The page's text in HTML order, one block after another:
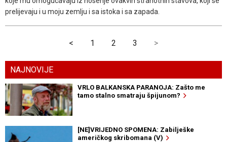
prelijevaju i u moju zemlju i sa istoka i sa zapada.
< 1 2 3 >
NAJNOVIJE
VRLO BALKANSKA PARANOJA: Zašto me
tamo stalno smatraju špijunom?
[NE]VRIJEDNO SPOMENA: Zabilješke
američkog skribomana (V)